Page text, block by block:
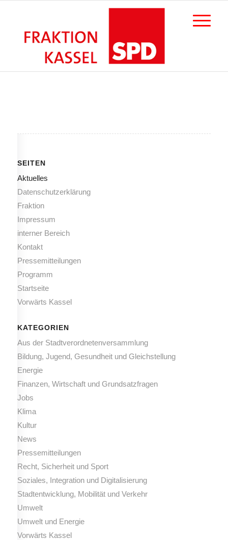
SEITEN
Aktuelles
Datenschutzerklärung
Fraktion
Impressum
interner Bereich
Kontakt
Pressemitteilungen
Programm
Startseite
Vorwärts Kassel
KATEGORIEN
Aus der Stadtverordnetenversammlung
Bildung, Jugend, Gesundheit und Gleichstellung
Energie
Finanzen, Wirtschaft und Grundsatzfragen
Jobs
Klima
Kultur
News
Pressemitteilungen
Recht, Sicherheit und Sport
Soziales, Integration und Digitalisierung
Stadtentwicklung, Mobilität und Verkehr
Umwelt
Umwelt und Energie
Vorwärts Kassel